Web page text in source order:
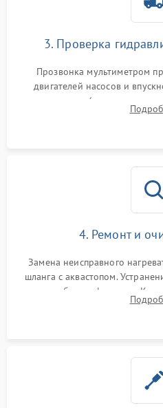
3. Проверка
Прозвонка мультиметром
двигателей насосов и
прессостата (датчика
концевика дверцы и
4. Ремонт и
Замена неисправного
шланга с аквастопом.
патрубках и фильтрах.
управления,